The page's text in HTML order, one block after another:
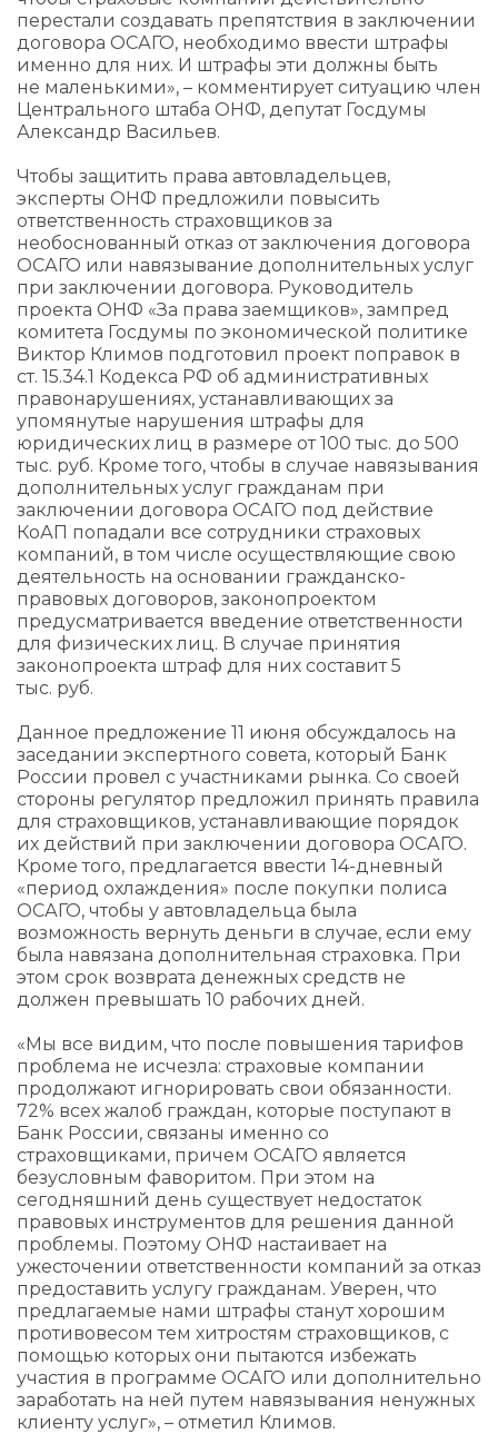
перестали создавать препятствия в заключении
договора ОСАГО, необходимо ввести штрафы
именно для них. И штрафы эти должны быть
не маленькими», – комментирует ситуацию член
Центрального штаба ОНФ, депутат Госдумы
Александр Васильев.
Чтобы защитить права автовладельцев,
эксперты ОНФ предложили повысить
ответственность страховщиков за
необоснованный отказ от заключения договора
ОСАГО или навязывание дополнительных услуг
при заключении договора. Руководитель
проекта ОНФ «За права заемщиков», зампред
комитета Госдумы по экономической политике
Виктор Климов подготовил проект поправок в
ст. 15.34.1 Кодекса РФ об административных
правонарушениях, устанавливающих за
упомянутые нарушения штрафы для
юридических лиц в размере от 100 тыс. до 500
тыс. руб. Кроме того, чтобы в случае навязывания
дополнительных услуг гражданам при
заключении договора ОСАГО под действие
КоАП попадали все сотрудники страховых
компаний, в том числе осуществляющие свою
деятельность на основании гражданско-
правовых договоров, законопроектом
предусматривается введение ответственности
для физических лиц. В случае принятия
законопроекта штраф для них составит 5
тыс. руб.
Данное предложение 11 июня обсуждалось на
заседании экспертного совета, который Банк
России провел с участниками рынка. Со своей
стороны регулятор предложил принять правила
для страховщиков, устанавливающие порядок
их действий при заключении договора ОСАГО.
Кроме того, предлагается ввести 14-дневный
«период охлаждения» после покупки полиса
ОСАГО, чтобы у автовладельца была
возможность вернуть деньги в случае, если ему
была навязана дополнительная страховка. При
этом срок возврата денежных средств не
должен превышать 10 рабочих дней.
«Мы все видим, что после повышения тарифов
проблема не исчезла: страховые компании
продолжают игнорировать свои обязанности.
72% всех жалоб граждан, которые поступают в
Банк России, связаны именно со
страховщиками, причем ОСАГО является
безусловным фаворитом. При этом на
сегодняшний день существует недостаток
правовых инструментов для решения данной
проблемы. Поэтому ОНФ настаивает на
ужесточении ответственности компаний за отказ
предоставить услугу гражданам. Уверен, что
предлагаемые нами штрафы станут хорошим
противовесом тем хитростям страховщиков, с
помощью которых они пытаются избежать
участия в программе ОСАГО или дополнительно
заработать на ней путем навязывания ненужных
клиенту услуг», – отметил Климов.